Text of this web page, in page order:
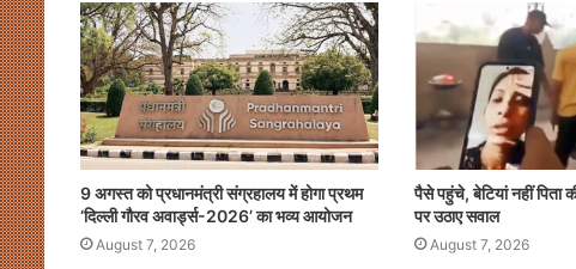
p o
k
9 अगस्त को प्रधानमंत्री संग्रहालय में होगा प्रथम
‘दिल्ली गौरव अवार्ड्स-2026’ का भव्य आयोजन
August 7, 2026
पैसे पहुंचे, बेटियां नहीं पिता
पर उठाए सवाल
August 7, 2026